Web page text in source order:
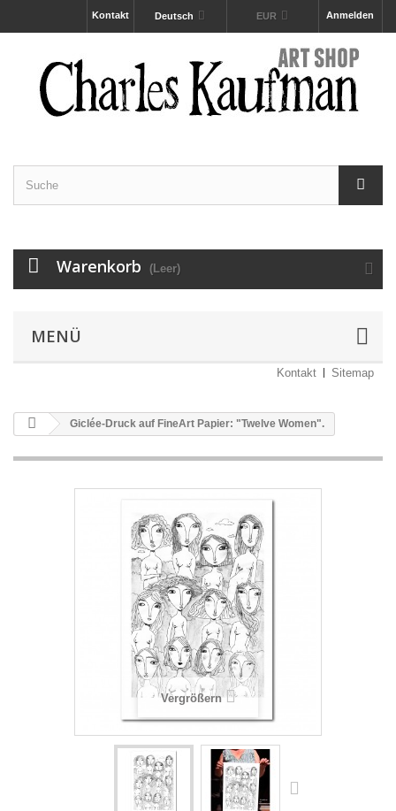
Anmelden
EUR
Deutsch
Kontakt
Warenkorb (Leer)
MENÜ
Kontakt Sitemap
Giclée-Druck auf FineArt Papier: "Twelve Women".
Vergrößern